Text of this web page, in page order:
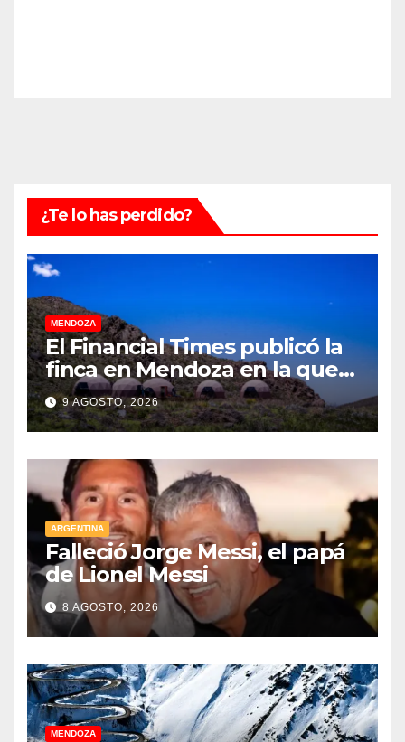
¿Te lo has perdido?
MENDOZA
El Financial Times publicó la
finca en Mendoza en la que
CEOs y millonarios de
empresas tecnológicas
planean enfrentar un posible
“apocalipsis” y guerra
nuclear
9 AGOSTO, 2026
ARGENTINA
Falleció Jorge Messi, el papá
de Lionel Messi
8 AGOSTO, 2026
MENDOZA